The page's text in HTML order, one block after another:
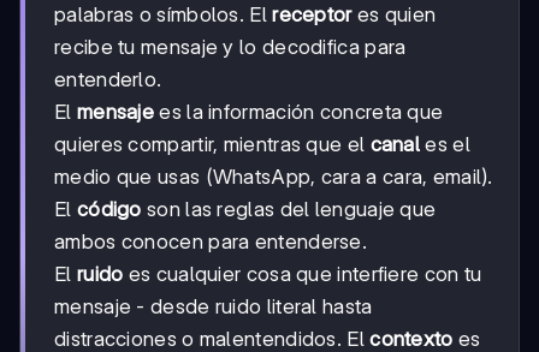
palabras o símbolos. Elreceptores quien
recibe tu mensaje y lo decodifica para
entenderlo.
El mensaje es la información concreta que
quieres compartir, mientras que el canal es el
medio que usas (WhatsApp, cara a cara, email).
El código son las reglas del lenguaje que
ambos conocen para entenderse.
El ruido es cualquier cosa que interfiere con tu
mensaje - desde ruido literal hasta
distracciones o malentendidos. Elcontexto es